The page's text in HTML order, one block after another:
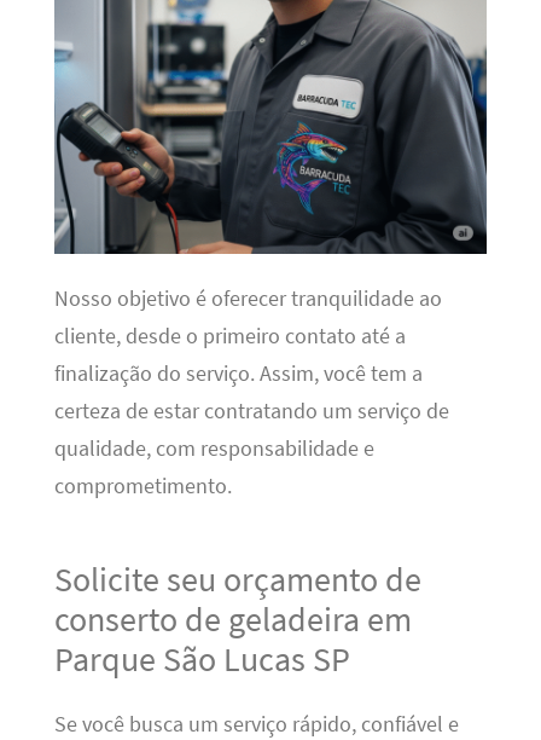
Nosso objetivo é oferecer tranquilidade ao
cliente, desde o primeiro contato até a
finalização do serviço. Assim, você tem a
certeza de estar contratando um serviço de
qualidade, com responsabilidade e
comprometimento.
Solicite seu orçamento de
conserto de geladeira em
Parque São Lucas SP
Se você busca um serviço rápido, confiável e